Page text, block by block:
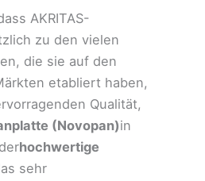
AKRITAS-
zu den vielen
die sie auf den
etabliert haben,
Qualität,
(Novopan)in
hochwertige
sehr